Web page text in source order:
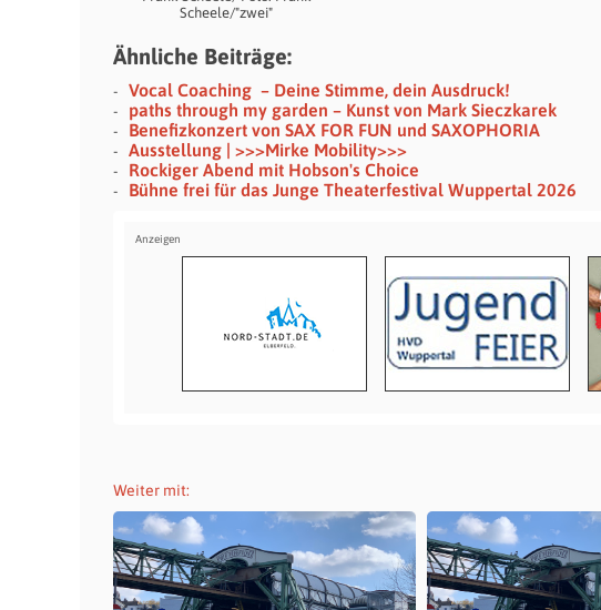
Scheele/"zwei"
Ähnliche Beiträge:
Vocal Coaching – Deine Stimme, dein Ausdruck!
paths through my garden – Kunst von Mark Sieczkarek
Benefizkonzert von SAX FOR FUN und SAXOPHORIA
Ausstellung | >>>Mirke Mobility>>>
Rockiger Abend mit Hobson's Choice
Bühne frei für das Junge Theaterfestival Wuppertal 2026
Weiter mit: